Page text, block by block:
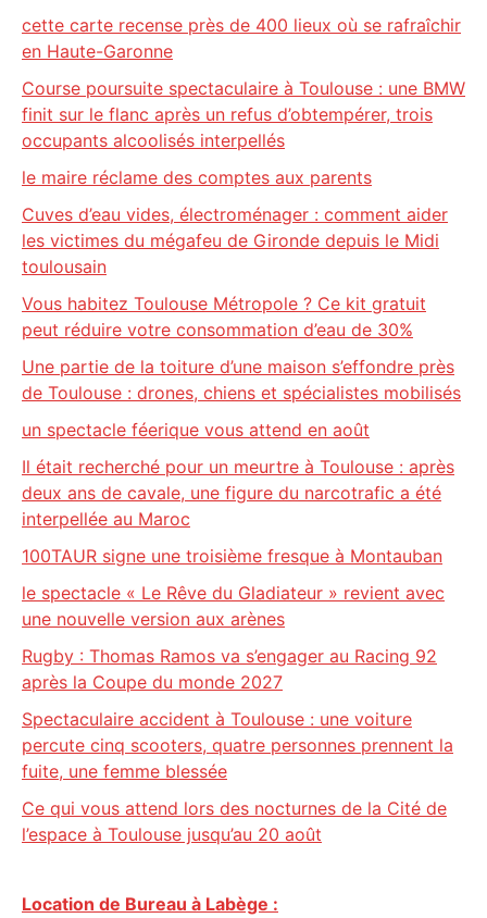
cette carte recense près de 400 lieux où se rafraîchir
en Haute-Garonne
Course poursuite spectaculaire à Toulouse : une BMW
finit sur le flanc après un refus d’obtempérer, trois
occupants alcoolisés interpellés
le maire réclame des comptes aux parents
Cuves d’eau vides, électroménager : comment aider
les victimes du mégafeu de Gironde depuis le Midi
toulousain
Vous habitez Toulouse Métropole ? Ce kit gratuit
peut réduire votre consommation d’eau de 30%
Une partie de la toiture d’une maison s’effondre près
de Toulouse : drones, chiens et spécialistes mobilisés
un spectacle féerique vous attend en août
Il était recherché pour un meurtre à Toulouse : après
deux ans de cavale, une figure du narcotrafic a été
interpellée au Maroc
100TAUR signe une troisième fresque à Montauban
le spectacle « Le Rêve du Gladiateur » revient avec
une nouvelle version aux arènes
Rugby : Thomas Ramos va s’engager au Racing 92
après la Coupe du monde 2027
Spectaculaire accident à Toulouse : une voiture
percute cinq scooters, quatre personnes prennent la
fuite, une femme blessée
Ce qui vous attend lors des nocturnes de la Cité de
l’espace à Toulouse jusqu’au 20 août
Location de Bureau à Labège :